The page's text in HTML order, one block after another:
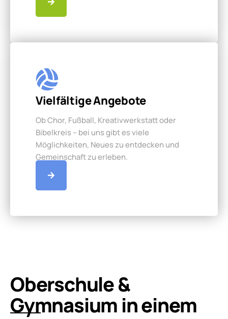
Vielfältige Angebote
Ob Chor, Fußball, Kreativwerkstatt oder
Bibelkreis – bei uns gibt es viele
Möglichkeiten, Neues zu entdecken und
Gemeinschaft zu erleben.
Oberschule &
Gymnasium in einem